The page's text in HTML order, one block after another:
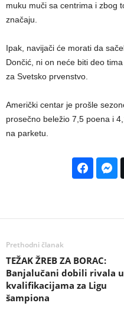
muku muči sa centrima i zbog
značaju.
Ipak, navijači će morati da
Dončić, ni on neće biti deo
za Svetsko prvenstvo.
Američki centar je prošle
prosečno beležio 7,5 poena i
na parketu.
Prethodni članak
TEŽAK ŽREB ZA BORAC:
Banjalučani dobili rivala u
kvalifikacijama za Ligu
šampiona